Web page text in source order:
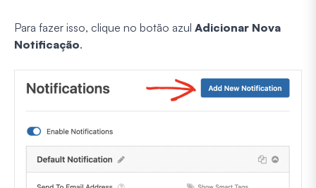
Para fazer isso, clique no botão azul Adicionar Nova
Notificação.